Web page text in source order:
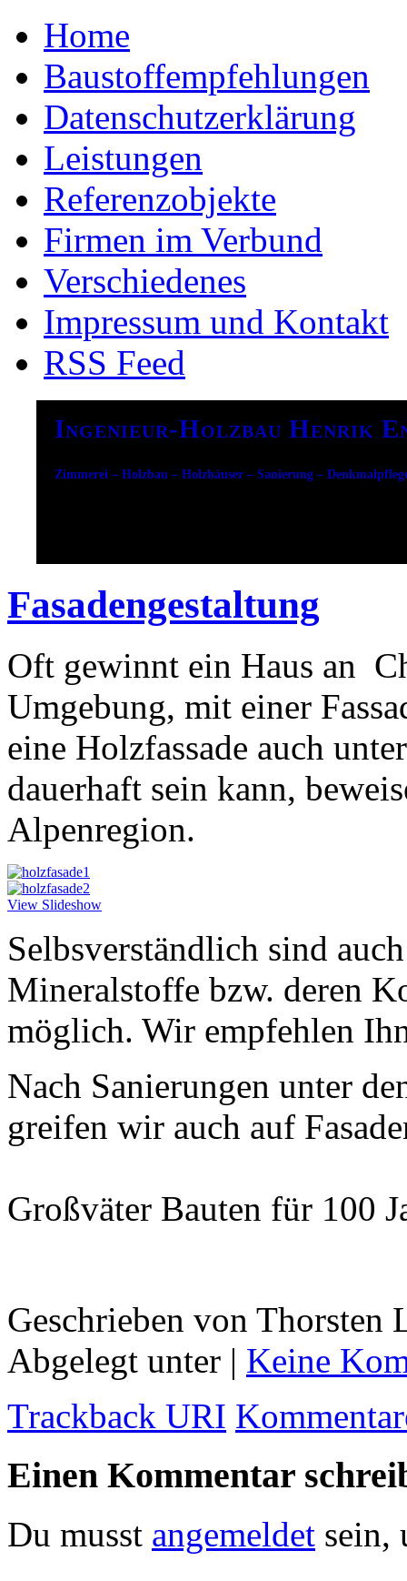
Home
Baustoffempfehlungen
Datenschutzerklärung
Leistungen
Referenzobjekte
Firmen im Verbund
Verschiedenes
Impressum und Kontakt
RSS Feed
Ingenieur-Holzbau Henrik
Zimmerei – Holzbau – Holzhäuser – Sanierung –
Fasadengestaltung
Oft gewinnt ein Haus an
Umgebung, mit einer
eine Holzfassade auch
dauerhaft sein kann,
Alpenregion.
View Slideshow
Selbsverständlich sind
Mineralstoffe bzw. deren
möglich. Wir empfehlen
Nach Sanierungen unter
greifen wir auch auf
Großväter Bauten für 100
Geschrieben von Thorsten
Abgelegt unter | Keine
Trackback URI
Einen Kommentar
Du musst angemeldet sein,